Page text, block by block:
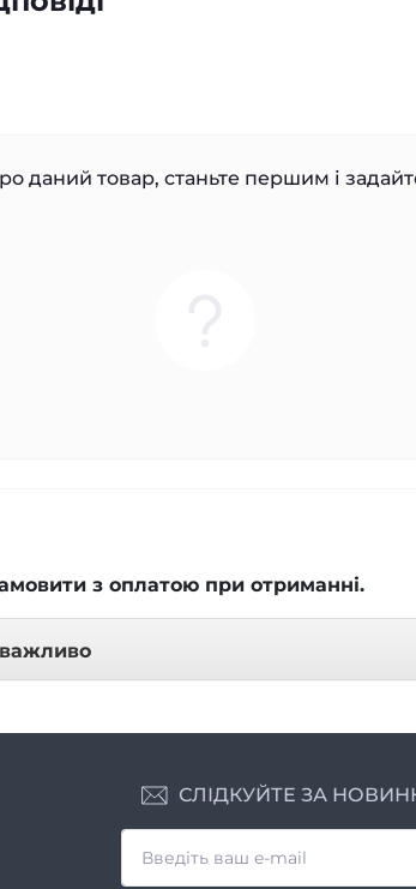
даний товар, станьте першим і
з оплатою при отриманні.
СЛІДКУЙТЕ ЗА